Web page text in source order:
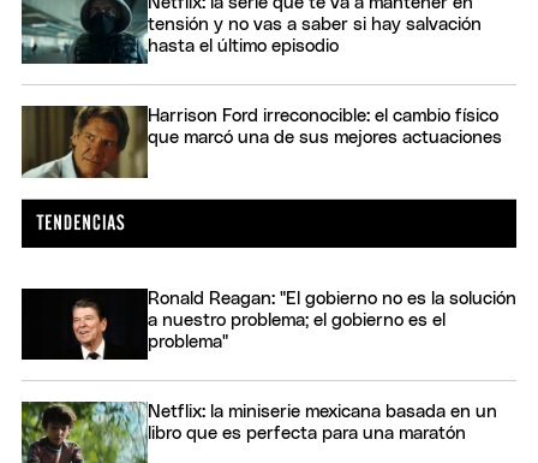
tensión y no vas a saber si hay salvación
hasta el último episodio
Harrison Ford irreconocible: el cambio físico
que marcó una de sus mejores actuaciones
Ronald Reagan: "El gobierno no es la solución
a nuestro problema; el gobierno es el
problema"
Netflix: la miniserie mexicana basada en un
libro que es perfecta para una maratón